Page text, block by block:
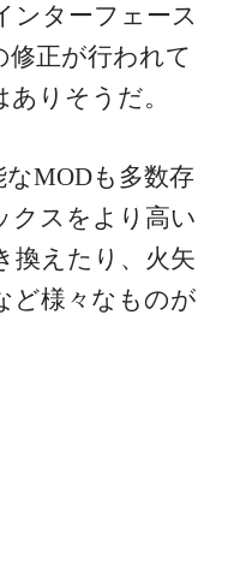
ンターフェース
正が行われて
りそうだ。
MODも多数存
クスをより高い
換えたり、火矢
ど様々なものが